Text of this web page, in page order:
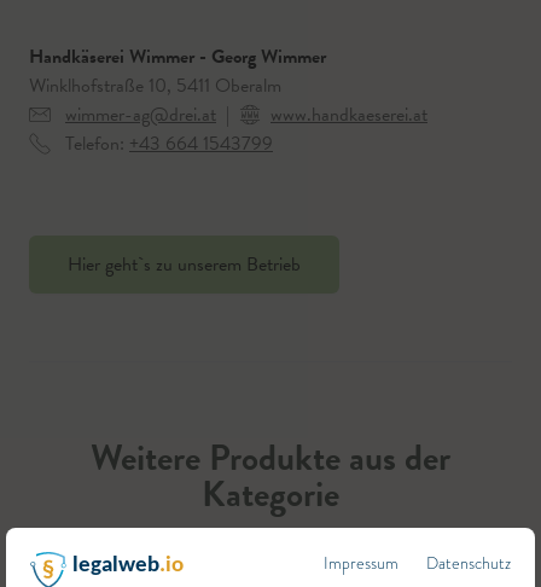
Handkäserei Wimmer - Georg Wimmer
Winklhofstraße 10, 5411 Oberalm
wimmer-ag@drei.at |
www.handkaeserei.at
Telefon: +43 664 1543799
Hier geht`s zu unserem Betrieb
Weitere Produkte aus der
Kategorie
Milch und Milcherzeugnisse
legalweb.io Impressum Datenschutz